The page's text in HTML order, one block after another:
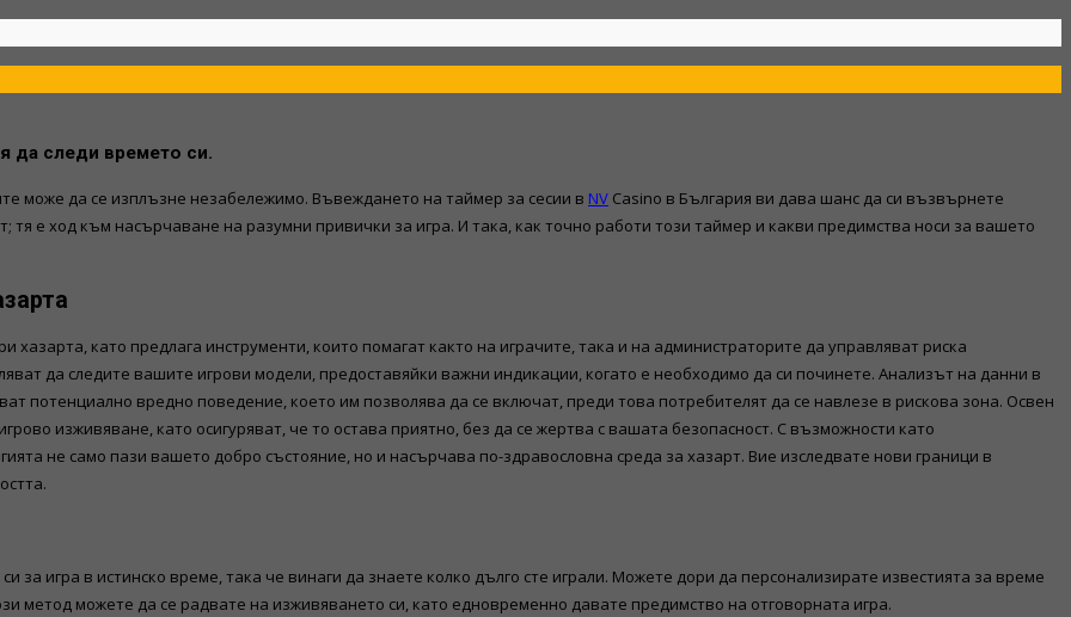
да следи времето си.
може да се изплъзне незабележимо. Въвеждането на таймер за сесии в NV Casino в България ви дава шанс да си възвърнете
тя е ход към насърчаване на разумни привички за игра. И така, как точно работи този таймер и какви предимства носи за вашето
като предлага инструменти, които помагат както на играчите, така и на администраторите да управляват риска
да следите вашите игрови модели, предоставяйки важни индикации, когато е необходимо да си починете. Анализът на данни в
потенциално вредно поведение, което им позволява да се включат, преди това потребителят да се навлезе в рискова зона. Освен
изживяване, като осигуряват, че то остава приятно, без да се жертва с вашата безопасност. С възможности като
не само пази вашето добро състояние, но и насърчава по-здравословна среда за хазарт. Вие изследвате нови граници в
за игра в истинско време, така че винаги да знаете колко дълго сте играли. Можете дори да персонализирате известията за време
метод можете да се радвате на изживяването си, като едновременно давате предимство на отговорната игра.